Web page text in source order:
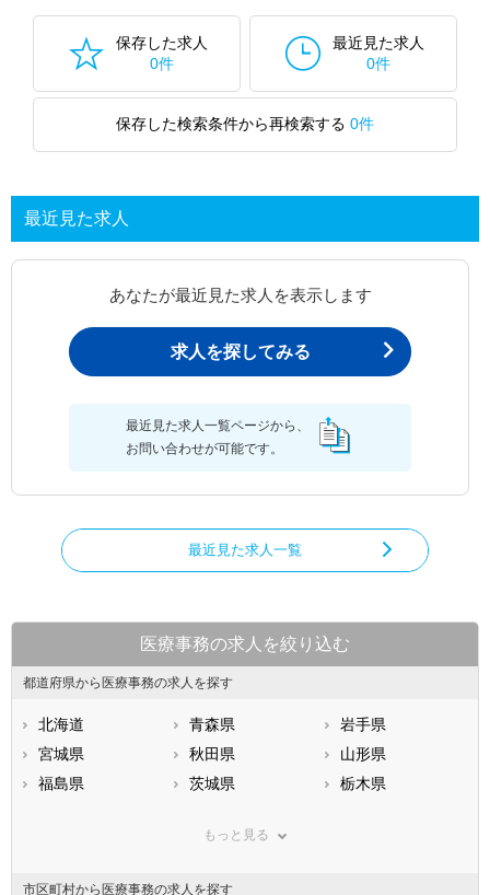
保存した求人
0件
最近見た求人
0件
保存した検索条件から再検索する 0件
最近見た求人
あなたが最近見た求人を表示します
求人を探してみる
最近見た求人一覧ページから、
お問い合わせが可能です。
最近見た求人一覧
医療事務の求人を絞り込む
都道府県から医療事務の求人を探す
北海道 青森県
岩手県
宮城県
秋田県
山形県
福島県
茨城県
栃木県
神奈川県
もっと見る
市区町村から医療事務の求人を探す